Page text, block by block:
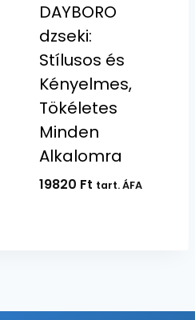
DAYBORO
dzseki:
Stílusos és
Kényelmes,
Tökéletes
Minden
Alkalomra
19820 Ft tart. ÁFA